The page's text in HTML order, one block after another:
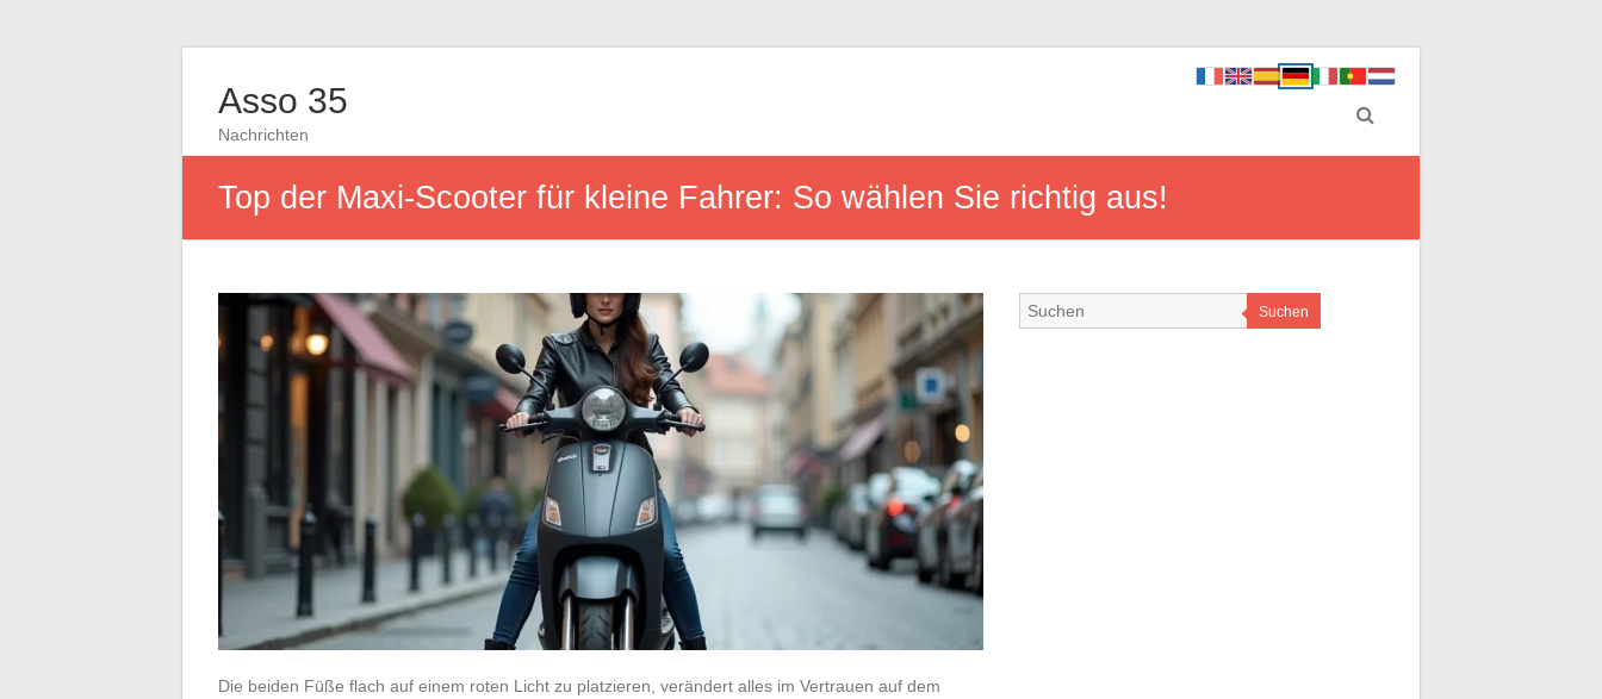
Asso 35
Nachrichten
Top der Maxi-Scooter für kleine Fahrer: So wählen Sie richtig aus!
Die beiden Füße flach auf einem roten Licht zu platzieren, verändert alles im Vertrauen auf dem
Suchen